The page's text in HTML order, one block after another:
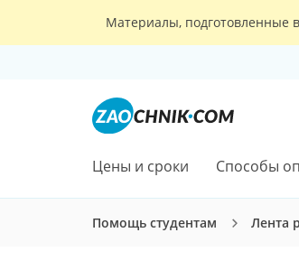
Материалы, подготовленные
Цены и сроки Способы
Помощь студентам Лента